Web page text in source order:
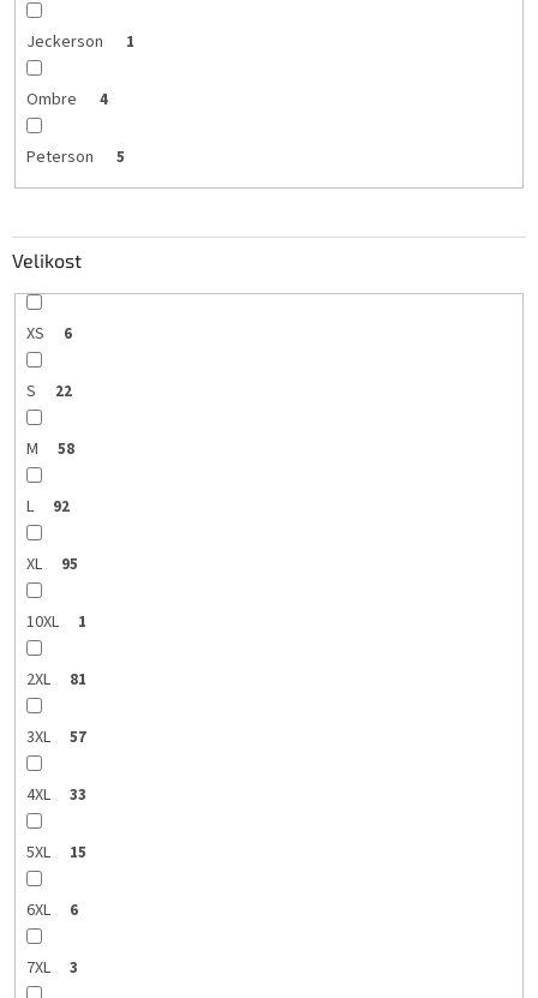
Jeckerson 1
Ombre 4
Peterson 5
Velikost
XS 6
S 22
M 58
L 92
XL 95
10XL 1
2XL 81
3XL 57
4XL 33
5XL 15
6XL 6
7XL 3